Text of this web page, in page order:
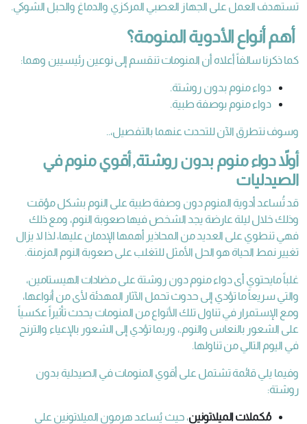
تستهدف العمل على الجهاز العصبي المركزي والدماغ والحبل الشوكي.
أهم أنواع الأدوية المنومة؟
كما ذكرنا سالفاً أعلاه أن المنومات تنقسم إلى نوعين رئيسيين وهما:
دواء منوم بدون روشتة.
دواء منوم بوصفة طبية.
وسوف نتطرق الآن للتحدث عنهما بالتفصيل،..
أولاً دواء منوم بدون روشتة, أقوي منوم في
الصيدليات
قد تُساعد أدوية المنوم دون وصفة طبية على النوم بشكل مؤقت
وذلك خلال ليلة عارضة يجد الشخص فيها صعوبة النوم، ومع ذلك
فهي تنطوي على العديد من المحاذير أهمها الإدمان عليها، لذا لا يزال
تغيير نمط الحياة هو الحل الأمثل للتغلب على صعوبة النوم المزمنة.
غلباً مايحتوي أى دواء منوم دون روشتة على مضادات الهيستامين،
والتي سريعاً ما تؤدي إلى حدوث تحمل الآثار المهدئة لأى من أنواعها،
ومع الإستمرار في تناول تلك الأنواع من المنومات يحدث تأثيراً عكسياً
على الشعور بالنعاس والنوم.، وربما تؤدي إلى الشعور بالإعياء والترنح
في اليوم التالي من تناولها.
وفيما يلي قائمة تشتمل على أقوي المنومات في الصيدلية بدون
روشتة:
مُكملات الميلاتونين، حيث يُساعد هرمون الميلاتونين على